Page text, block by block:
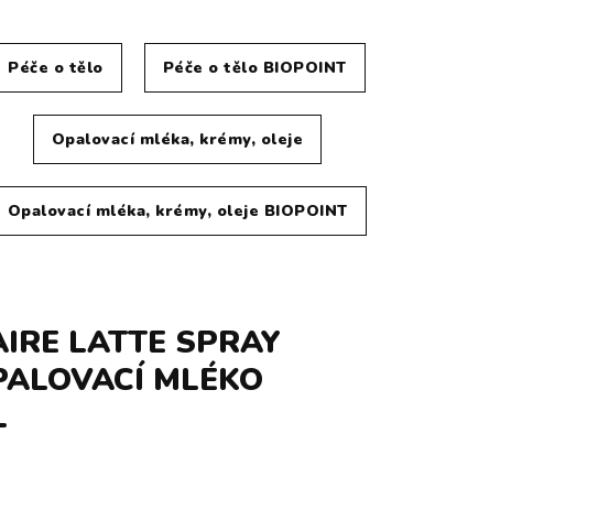
Péče o tělo Péče o tělo BIOPOINT
Opalovací mléka, krémy, oleje
Opalovací mléka, krémy, oleje BIOPOINT
LATTE SPRAY
MLÉKO